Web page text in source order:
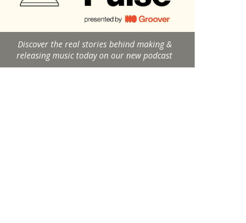
Discover the real stories behind making &
releasing music today on our new podcast